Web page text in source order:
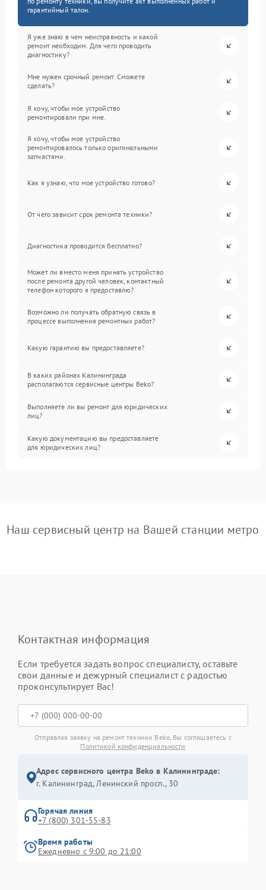
гарантийный талон.
Я уже знаю в чем неисправность и какой
ремонт необходим. Для чего проводить
диагностику?
Мне нужен срочный ремонт. Сможете
сделать?
Я хочу, чтобы мое устройство
ремонтировали при мне.
Я хочу, чтобы мое устройство
ремонтировалось только оригинальными
запчастями.
Как я узнаю, что мое устройство готово?
От чего зависит срок ремонта техники?
Диагностика проводится бесплатно?
Может ли вместо меня принять устройство
после ремонта другой человек, контактный
телефон которого я предоставлю?
Возможно ли получать обратную связь в
процессе выполнения ремонтных работ?
Какую гарантию вы предоставляете?
В каких районах Калининграда
располагаются сервисные центры Beko?
Выполняете ли вы ремонт для юридических
лиц?
Какую документацию вы предоставляете
для юридических лиц?
Наш сервисный центр на Вашей станции метро
Контактная информация
Если требуется задать вопрос специалисту, оставьте
свои данные и дежурный специалист с радостью
проконсультирует Вас!
Отправляя заявку на ремонт техники Beko, Вы соглашаетесь с
Политикой конфиденциальности
Адрес сервисного центра Beko в Калининграде:
г. Калининград, Ленинский просп., 30
Горячая линия
+7 (800) 301-55-83
Время работы
Ежедневно с 9:00 до 21:00